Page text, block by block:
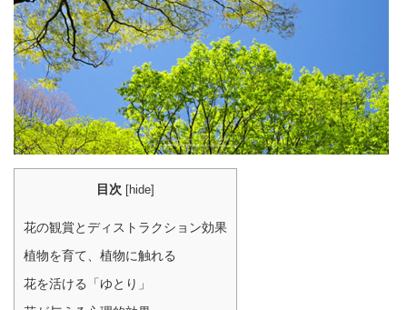
目次 [hide]
花の観賞とディストラクション効果
植物を育て、植物に触れる
花を活ける「ゆとり」